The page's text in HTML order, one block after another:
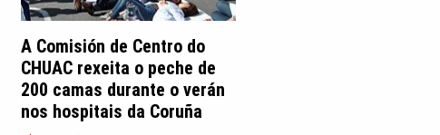
A Comisión de Centro do
CHUAC rexeita o peche de
200 camas durante o verán
nos hospitais da Coruña